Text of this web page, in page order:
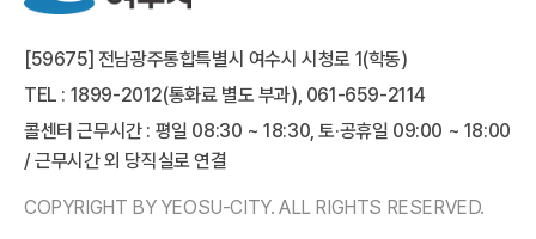
[59675] 전남광주통합특별시 여수시 시청로 1(학동)
TEL : 1899-2012(통화료 별도 부과), 061-659-2114
콜센터 근무시간 : 평일 08:30 ~ 18:30, 토·공휴일 09:00 ~ 18:00
/ 근무시간 외 당직실로 연결
COPYRIGHT BY YEOSU-CITY. ALL RIGHTS RESERVED.